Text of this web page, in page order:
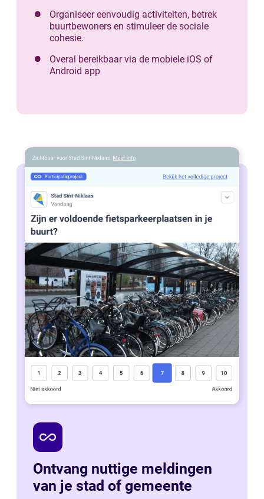
Organiseer eenvoudig activiteiten, betrek
buurtbewoners en stimuleer de sociale
cohesie.
Overal bereikbaar via de mobiele iOS of
Android app
all_inclusive
Ontvang nuttige meldingen
van je stad of gemeente